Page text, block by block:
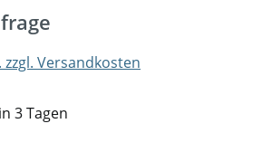
zzgl. Versandkosten
3 Tagen